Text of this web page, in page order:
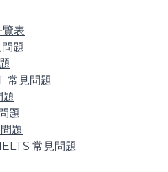
表
題
常見問題
題
題
題
常見問題